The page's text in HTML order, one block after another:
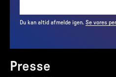
Presse
Du kan altid afmelde igen. Se vores